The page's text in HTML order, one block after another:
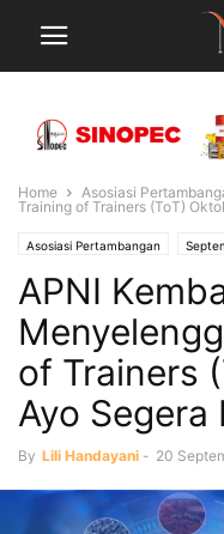
Home Asosiasi
Training of Trainers (ToT)
Asosiasi Pertambangan
APNI
of Trainers
Ayo Segera
By Lili Handayani - 20